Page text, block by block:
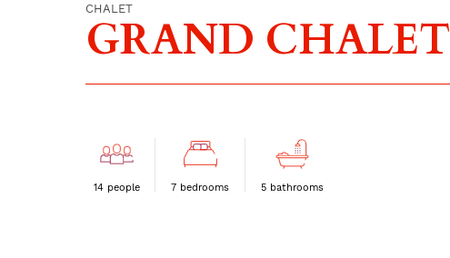
CHALET
GRAND
14 people 7 bedrooms 5 bathrooms